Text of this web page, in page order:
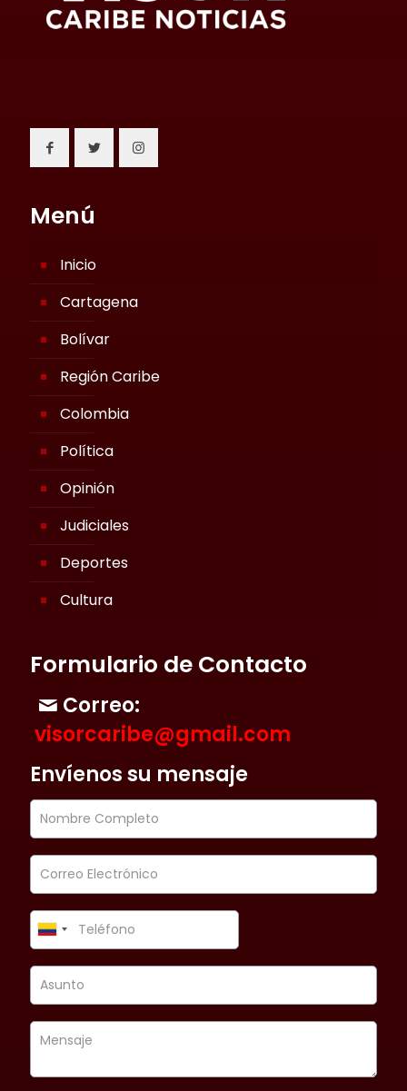
Menú
Inicio
Cartagena
Bolívar
Región Caribe
Colombia
Política
Opinión
Judiciales
Deportes
Cultura
Formulario de Contacto
Correo:
visorcaribe@gmail.com
Envíenos su mensaje